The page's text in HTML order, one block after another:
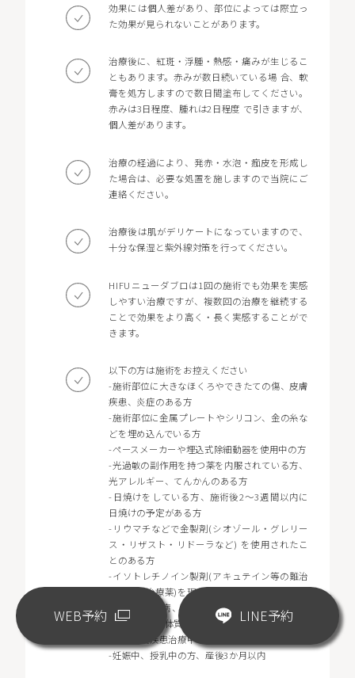
効果には個人差があり、部位によっては際立っ
た効果が見られないことがあります。
治療後に、紅斑・浮腫・熱感・痛みが生じるこ
ともあります。赤みが数日続いている場 合、軟
膏を処方しますので数日間塗布してください。
赤みは3日程度、腫れは2日程度 で引きますが、
個人差があります。
治療の経過により、発赤・水泡・痂皮を形成し
た場合は、必要な処置を施しますので当院にご
連絡ください。
治療後は肌がデリケートになっていますので、
十分な保湿と紫外線対策を行ってください。
HIFUニューダブロは1回の施術でも効果を実感
しやすい治療ですが、複数回の治療を継続する
ことで効果をより高く・長く実感することがで
きます。
以下の方は施術をお控えください
-施術部位に大きなほくろやできたての傷、皮膚
疾患、炎症のある方
-施術部位に金属プレートやシリコン、金の糸な
どを埋め込んでいる方
-ペースメーカーや埋込式除細動器を使用中の方
-光過敏の副作用を持つ薬を内服されている方、
光アレルギー、てんかんのある方
-日焼けをしている方、施術後2〜3週間以内に
日焼けの予定がある方
-リウマチなどで金製剤(シオゾール・グレリー
ス・リザスト・リドーラなど) を使用されたこ
とのある方
-イソトレチノイン製剤(アキュテイン等の難治
性ニキビ治療薬)を現在使用中の方
-重度の糖尿病、悪性腫瘍、心疾患、出血性疾
患、ケロイド体質がある方
-自己免疫疾患治療中の方
-妊娠中、授乳中の方、産後3か月以内
WEB予約 LINE予約